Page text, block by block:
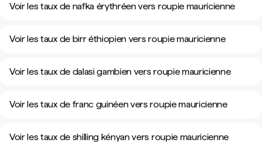
Voir les taux de nafka érythréen vers roupie mauricienne
Voir les taux de birr éthiopien vers roupie mauricienne
Voir les taux de dalasi gambien vers roupie mauricienne
Voir les taux de franc guinéen vers roupie mauricienne
Voir les taux de shilling kényan vers roupie mauricienne